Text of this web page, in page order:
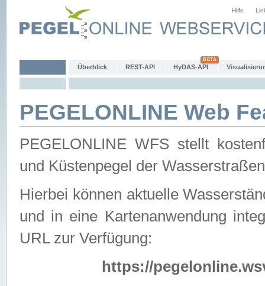
Hilfe
Überblick REST-API HyDAS-API
PEGELONLINE Web
PEGELONLINE WFS stellt
und Küstenpegel der
Hierbei können aktuelle
und in eine Kartenanwendung
URL zur Verfügung:
https://